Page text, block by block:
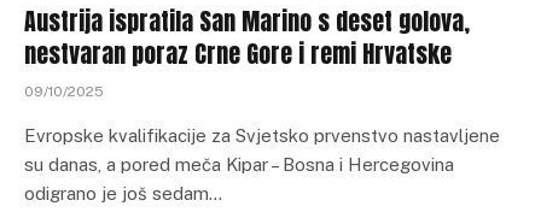
Austrija ispratila San Marino s deset golova,
nestvaran poraz Crne Gore i remi Hrvatske
09/10/2025
Evropske kvalifikacije za Svjetsko prvenstvo nastavljene
su danas, a pored meča Kipar – Bosna i Hercegovina
odigrano je još sedam…